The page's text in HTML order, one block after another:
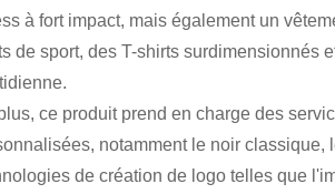
à fort impact, mais également un
de sport, des T-shirts surdimensionnés
ce produit prend en charge des
notamment le noir
de création de logo telles que